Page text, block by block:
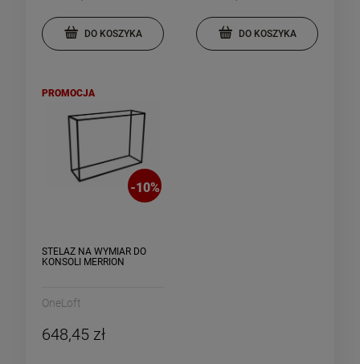
DO KOSZYKA DO KOSZYKA
-10%
STELAŻ NA WYMIAR DO
KONSOLI MERRION
OneLoft
648,45 zł
PROMOCJA